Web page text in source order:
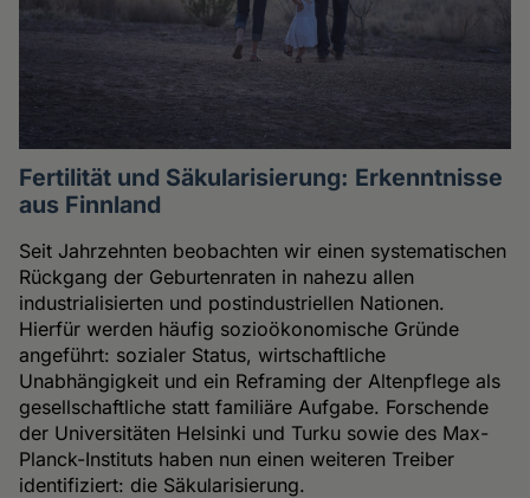
Fertilität und Säkularisierung: Erkenntnisse
aus Finnland
Seit Jahrzehnten beobachten wir einen systematischen
Rückgang der Geburtenraten in nahezu allen
industrialisierten und postindustriellen Nationen.
Hierfür werden häufig sozioökonomische Gründe
angeführt: sozialer Status, wirtschaftliche
Unabhängigkeit und ein Reframing der Altenpflege als
gesellschaftliche statt familiäre Aufgabe. Forschende
der Universitäten Helsinki und Turku sowie des Max-
Planck-Instituts haben nun einen weiteren Treiber
identifiziert: die Säkularisierung.